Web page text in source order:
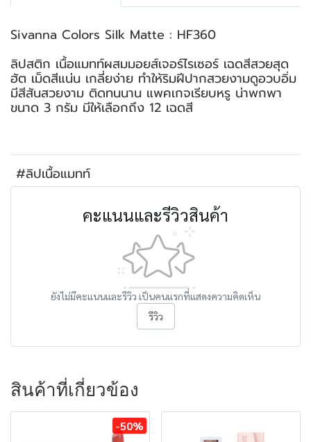
Sivanna Colors SiIk Matte : HF360
ลิปสติก เนื้อแมทท์ผสมมอยส์เจอร์ไรเซอร์ เฉดสีสวยสุด
ฮัต เม็ดสีแน่น เกลี่ยง่าย ทำให้ริมฝีปากสวยงามดูอวบอิ่ม
มีสีสันสวยงาม ติดทนนาน แพคเกจเรียบหรู น่าพกพา
ขนาด 3 กรัม มีให้เลือกถึง 12 เฉดสี
#ลิปเนื้อแมทท์
คะแนนและรีวิวสินค้า
ยังไม่มีคะแนนและรีวิว เป็นคนแรกที่แสดงความคิดเห็น
รีวิว
สินค้าที่เกี่ยวข้อง
-50%